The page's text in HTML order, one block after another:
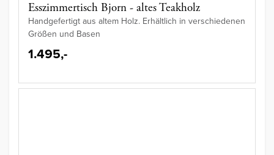
Esszimmertisch Bjorn - altes Teakholz
Handgefertigt aus altem Holz. Erhältlich in verschiedenen
Größen und Basen
1.495,-